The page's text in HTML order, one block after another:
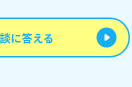
に答える